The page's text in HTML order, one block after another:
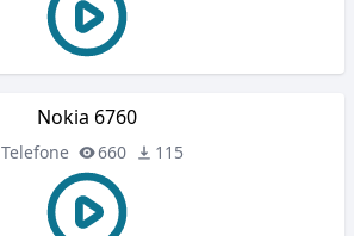
Nokia 6760
Telefone 660 115